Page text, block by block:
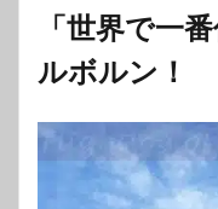
「世界で一
ルボルン！